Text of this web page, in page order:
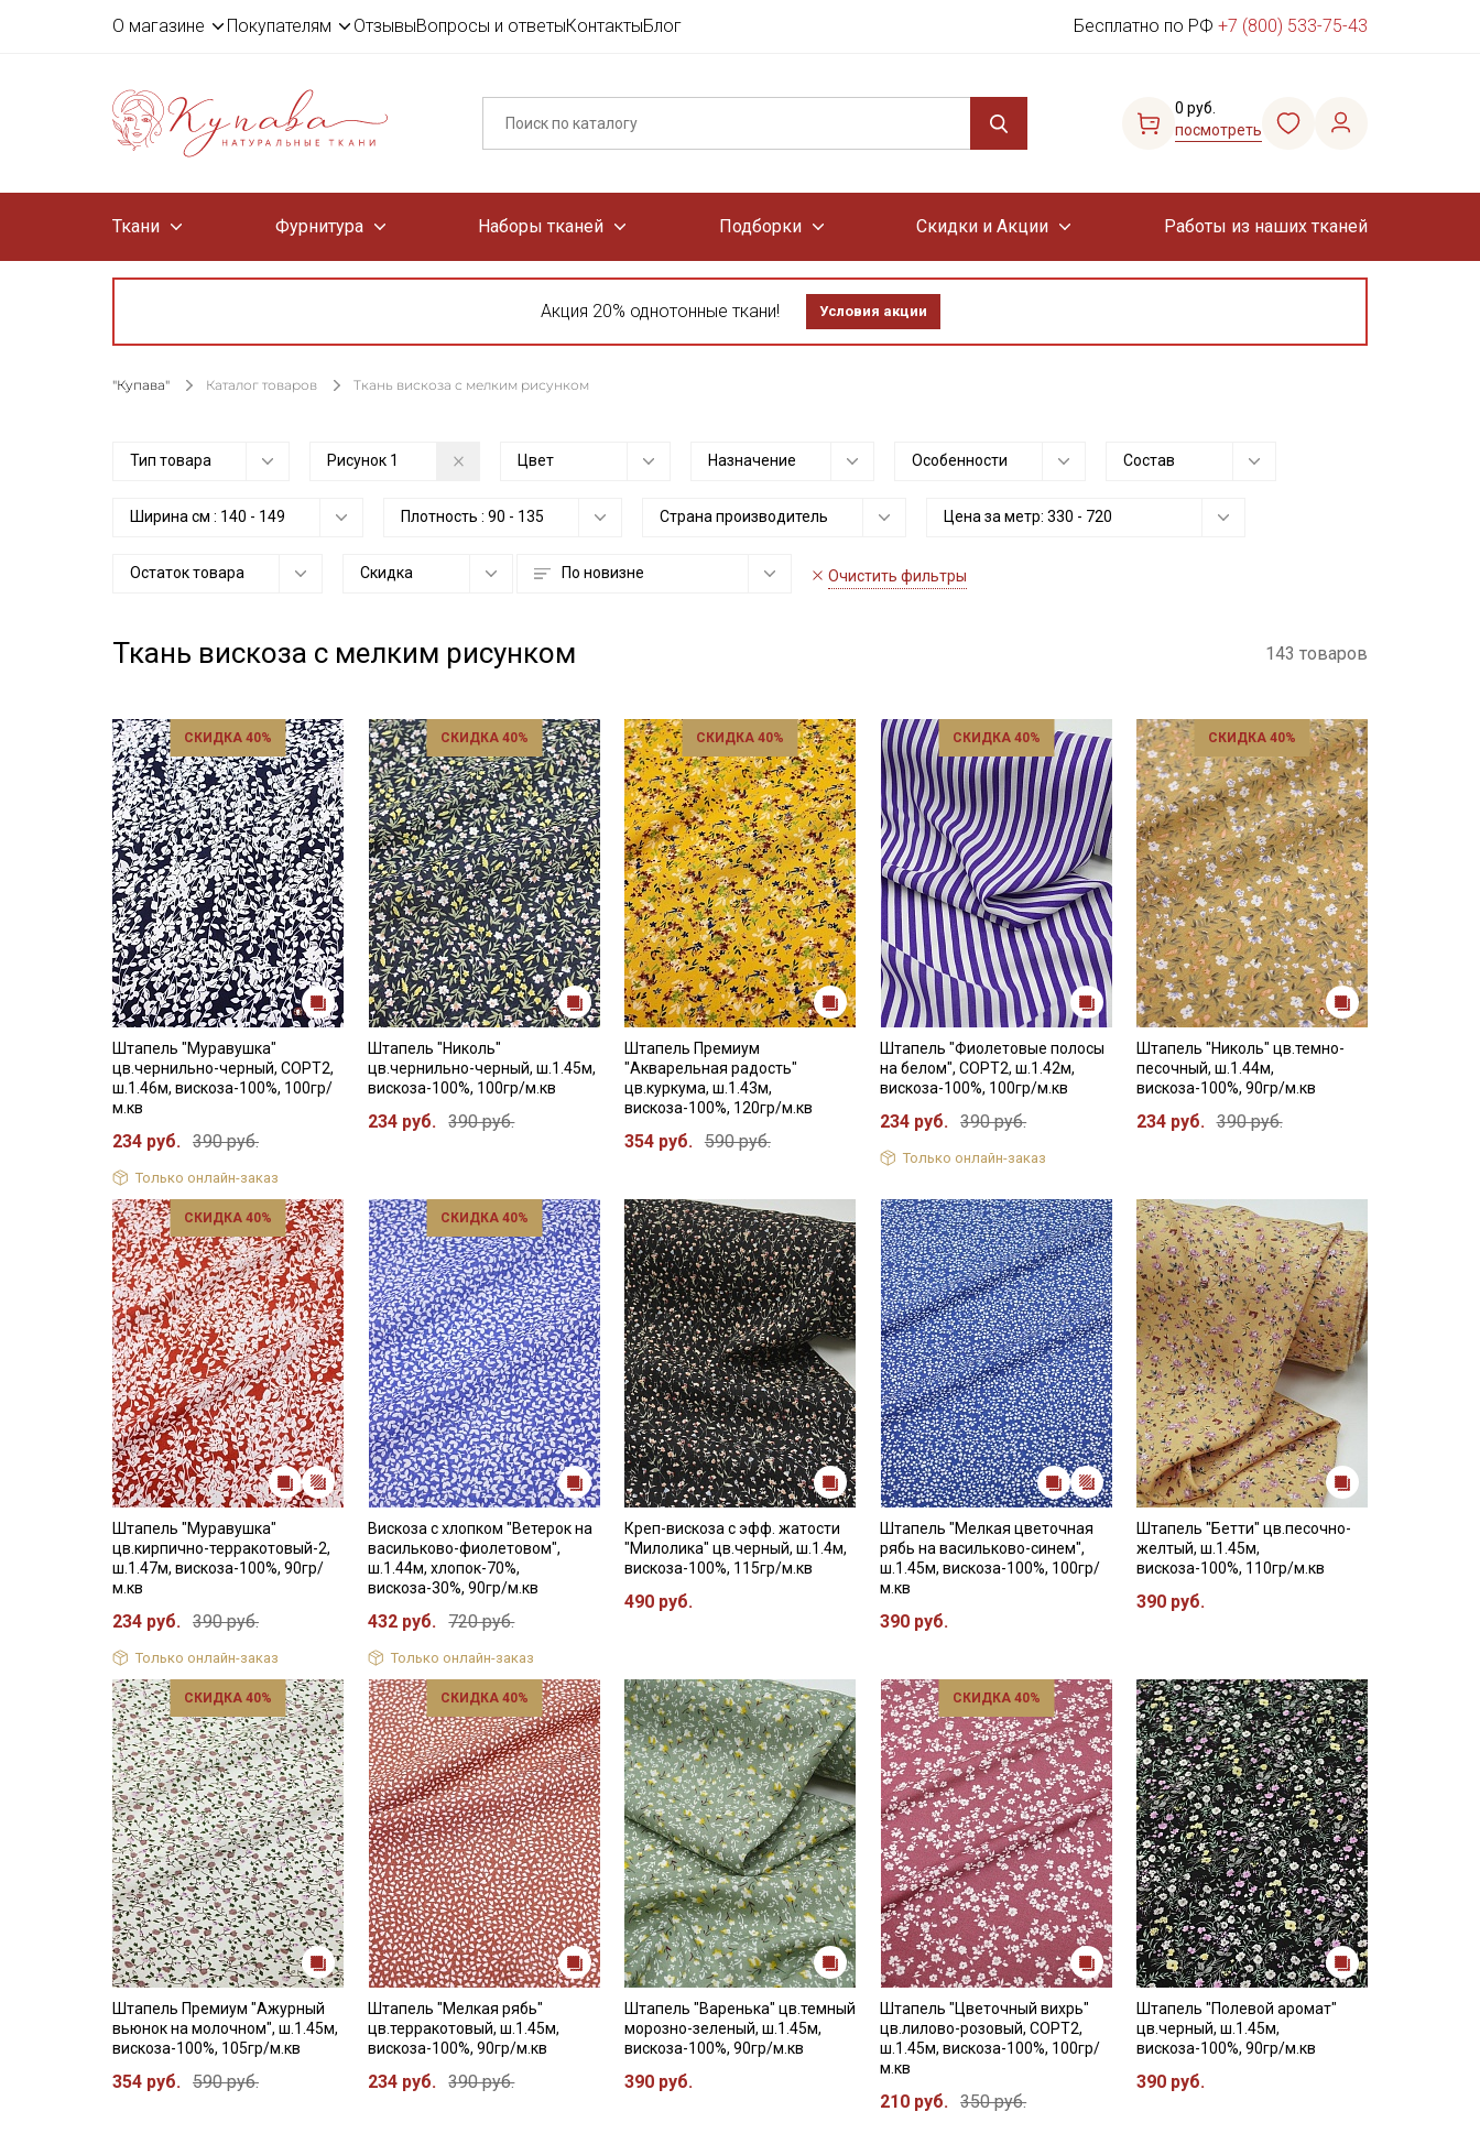
О магазине Покупателям ОтзывыВопросы и ответыКонтактыБлог Бесплатно по РФ +7 (800) 533-75-43
0 руб.
посмотреть
Ткани Фурнитура Наборы тканей Подборки Скидки и Акции Работы из наших тканей
Акция 20% однотонные ткани! Условия акции
"Купава" Каталог товаров Ткань вискоза с мелким рисунком
Тип товара Рисунок 1 Цвет Назначение Особенности Состав
Ширина см : 140 - 149 Плотность : 90 - 135 Страна производитель Цена за метр: 330 - 720
Остаток товара Скидка По новизне Очистить фильтры
Ткань вискоза с мелким рисунком 143 товаров
СКИДКА 40%
Штапель "Муравушка"
цв.чернильно-черный, СОРТ2,
ш.1.46м, вискоза-100%, 100гр/
м.кв
234 руб. 390 руб.
Только онлайн-заказ
СКИДКА 40%
Штапель "Николь"
цв.чернильно-черный, ш.1.45м,
вискоза-100%, 100гр/м.кв
234 руб. 390 руб.
СКИДКА 40%
Штапель Премиум
"Акварельная радость"
цв.куркума, ш.1.43м,
вискоза-100%, 120гр/м.кв
354 руб. 590 руб.
СКИДКА 40%
Штапель "Фиолетовые полосы
на белом", СОРТ2, ш.1.42м,
вискоза-100%, 100гр/м.кв
234 руб. 390 руб.
Только онлайн-заказ
СКИДКА 40%
Штапель "Николь" цв.темно-
песочный, ш.1.44м,
вискоза-100%, 90гр/м.кв
234 руб. 390 руб.
СКИДКА 40%
Штапель "Муравушка"
цв.кирпично-терракотовый-2,
ш.1.47м, вискоза-100%, 90гр/
м.кв
234 руб. 390 руб.
Только онлайн-заказ
СКИДКА 40%
Вискоза с хлопком "Ветерок на
васильково-фиолетовом",
ш.1.44м, хлопок-70%,
вискоза-30%, 90гр/м.кв
432 руб. 720 руб.
Только онлайн-заказ
Креп-вискоза с эфф. жатости
"Милолика" цв.черный, ш.1.4м,
вискоза-100%, 115гр/м.кв
490 руб.
Штапель "Мелкая цветочная
рябь на васильково-синем",
ш.1.45м, вискоза-100%, 100гр/
м.кв
390 руб.
Штапель "Бетти" цв.песочно-
желтый, ш.1.45м,
вискоза-100%, 110гр/м.кв
390 руб.
СКИДКА 40%
Штапель Премиум "Ажурный
вьюнок на молочном", ш.1.45м,
вискоза-100%, 105гр/м.кв
354 руб. 590 руб.
СКИДКА 40%
Штапель "Мелкая рябь"
цв.терракотовый, ш.1.45м,
вискоза-100%, 90гр/м.кв
234 руб. 390 руб.
Штапель "Варенька" цв.темный
морозно-зеленый, ш.1.45м,
вискоза-100%, 90гр/м.кв
390 руб.
СКИДКА 40%
Штапель "Цветочный вихрь"
цв.лилово-розовый, СОРТ2,
ш.1.45м, вискоза-100%, 100гр/
м.кв
210 руб. 350 руб.
Штапель "Полевой аромат"
цв.черный, ш.1.45м,
вискоза-100%, 90гр/м.кв
390 руб.
Секретная рассылка от
Купава
Мы публикуем здесь дополнительные
промокоды и скидки до 30% на узкие
категории тканей
Электронная почта